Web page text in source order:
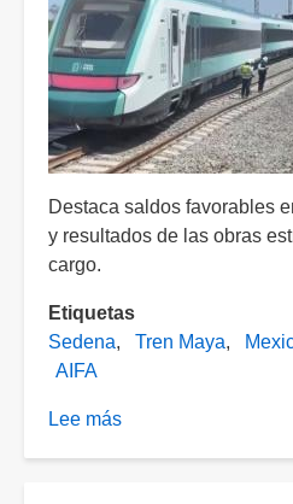
Destaca saldos favorables
y resultados de las obras
cargo.
Etiquetas
Sedena
Tren Maya
AIFA
Lee más